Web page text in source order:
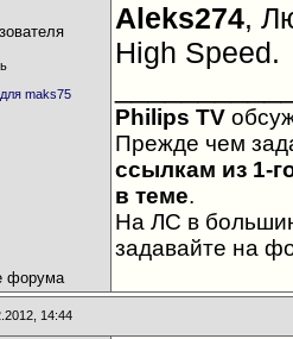
Aleks274,
High Speed.
Philips TV
Прежде чем
ссылкам из 1-
в теме.
На ЛС в
задавайте на
14:44